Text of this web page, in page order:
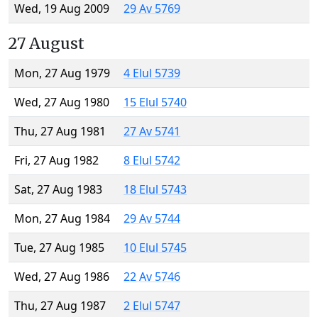
Wed, 19 Aug 2009
29 Av 5769
27 August
Mon, 27 Aug 1979
4 Elul 5739
Wed, 27 Aug 1980
15 Elul 5740
Thu, 27 Aug 1981
27 Av 5741
Fri, 27 Aug 1982
8 Elul 5742
Sat, 27 Aug 1983
18 Elul 5743
Mon, 27 Aug 1984
29 Av 5744
Tue, 27 Aug 1985
10 Elul 5745
Wed, 27 Aug 1986
22 Av 5746
Thu, 27 Aug 1987
2 Elul 5747